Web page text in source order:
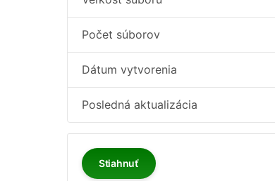
Počet súborov
Dátum vytvorenia
Posledná aktualizácia
Stiahnuť